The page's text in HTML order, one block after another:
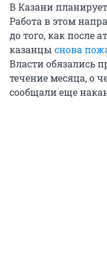
В Казани
Работа в этом
до того, как после
казанцы снова
Власти обязались
течение месяца, о
сообщали еще